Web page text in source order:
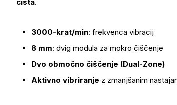
čista.
3000-krat/min: frekvenca vibracij
8 mm: dvig modula za mokro čiščenje
Dvo območno čiščenje (Dual-Zone)
Aktivno vibriranje z zmanjšanim